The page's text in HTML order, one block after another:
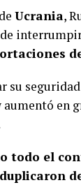
Ucrania,
su
aumentó en
todo el